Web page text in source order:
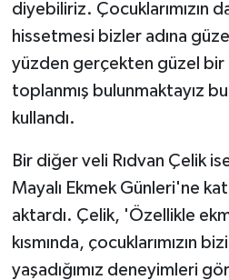
diyebiliriz. Çocuklarımızın
hissetmesi bizler adına
yüzden gerçekten güzel bir
toplanmış bulunmaktayız
kullandı.
Bir diğer veli Rıdvan Çelik
Mayalı Ekmek Günleri'ne
aktardı. Çelik, 'Özellikle
kısmında, çocuklarımızın
yaşadığımız deneyimleri